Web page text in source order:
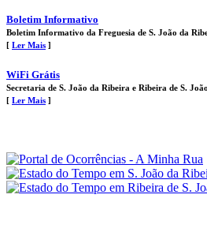
Boletim Informativo
Boletim Informativo da Freguesia de S. João da
[ Ler Mais ]
WiFi Grátis
Secretaria de S. João da Ribeira e Ribeira de S. João
[ Ler Mais ]